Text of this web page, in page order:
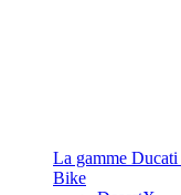
La gamme Ducati
Bike